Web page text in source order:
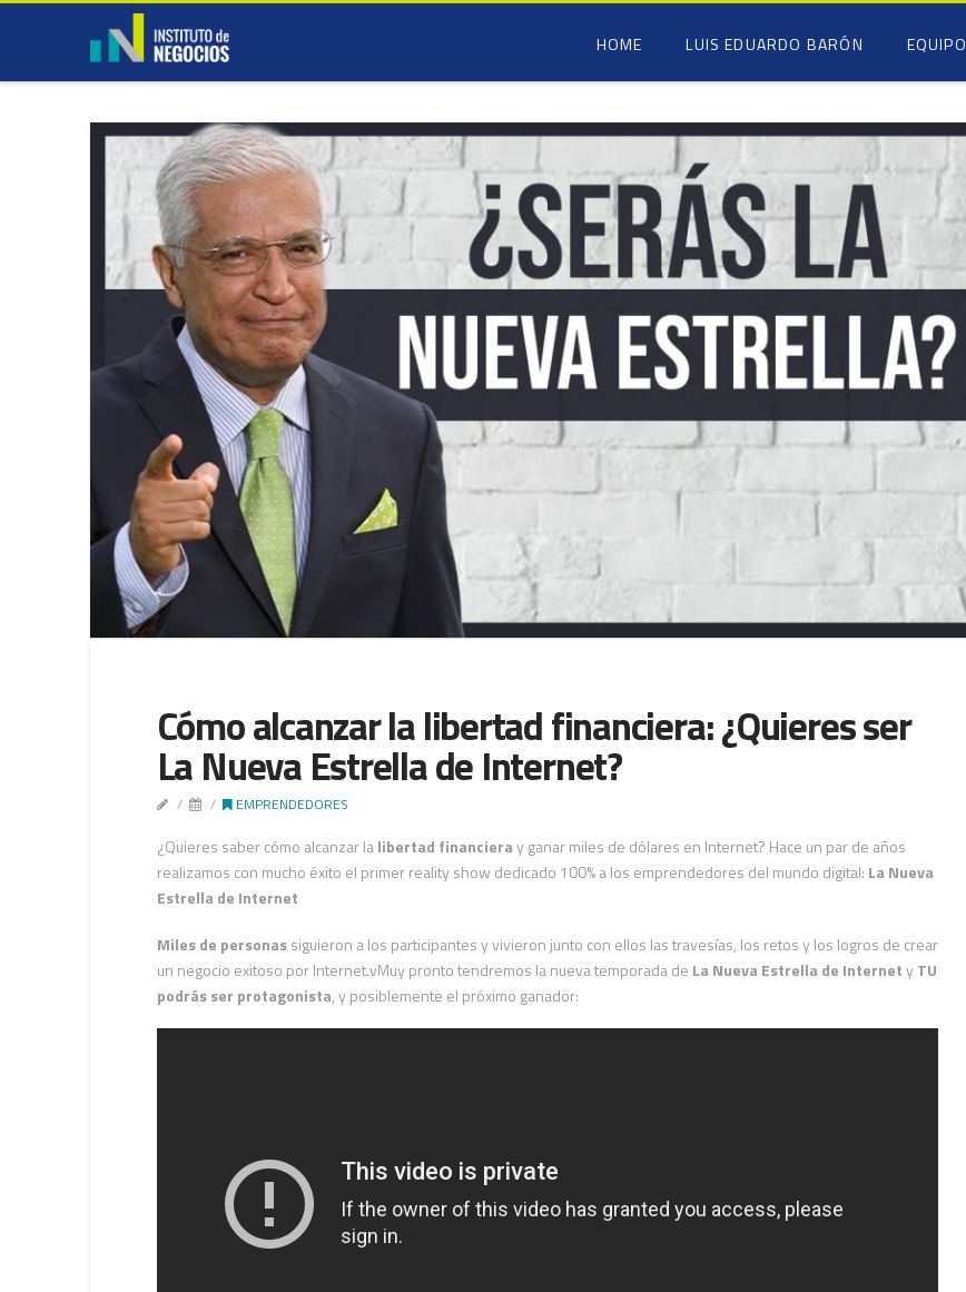
HOME LUIS EDUARDO BARÓN EQUIPO
Cómo alcanzar la libertad financiera: ¿Quieres ser
La Nueva Estrella de Internet?
EMPRENDEDORES
¿Quieres saber cómo alcanzar lalibertad financieray ganar miles de dólares en Internet? Hace un par de años
realizamos con mucho éxito el primer reality show dedicado 100% a los emprendedores del mundo digital: La Nueva
Estrella de Internet
Miles de personassiguieron a los participantes y vivieron junto con ellos las travesías, los retos y los logros de crear
un negocio exitoso por Internet.vMuy pronto tendremos la nueva temporada de La Nueva Estrella de InternetyTU
podrás ser protagonista, y posiblemente el próximo ganador: